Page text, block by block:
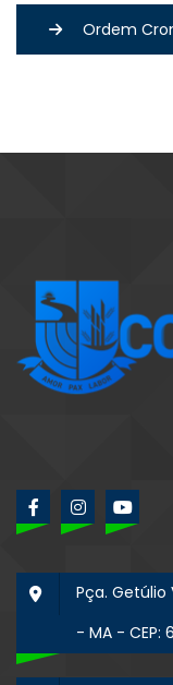
Ordem
Pça. Getúlio
- MA - CEP: